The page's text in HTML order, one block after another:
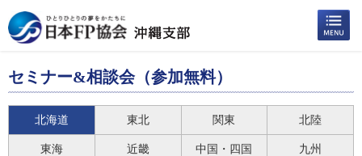
セミナー&相談会（参加無料）
北海道 東北 関東 北陸
東海 近畿 中国・四国 九州